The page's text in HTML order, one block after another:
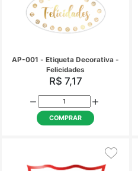
AP-001 - Etiqueta Decorativa -
Felicidades
R$ 7,17
COMPRAR